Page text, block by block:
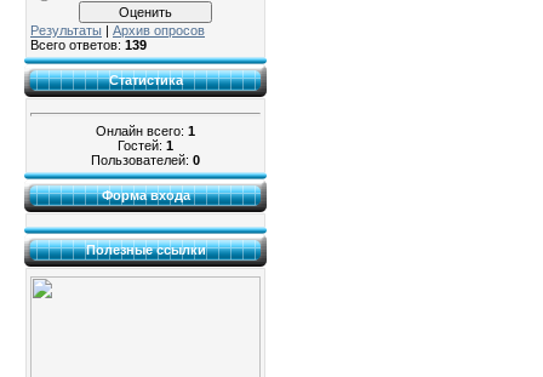
Результаты | Архив опросов
Всего ответов: 139
Статистика
Онлайн всего: 1
Гостей: 1
Пользователей: 0
Форма входа
Полезные ссылки